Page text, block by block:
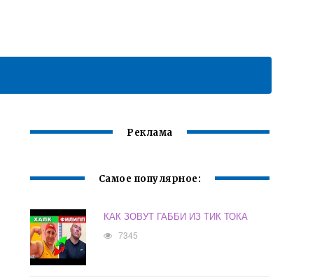
Реклама
Самое популярное:
КАК ЗОВУТ ГАББИ ИЗ ТИК ТОКА
7345